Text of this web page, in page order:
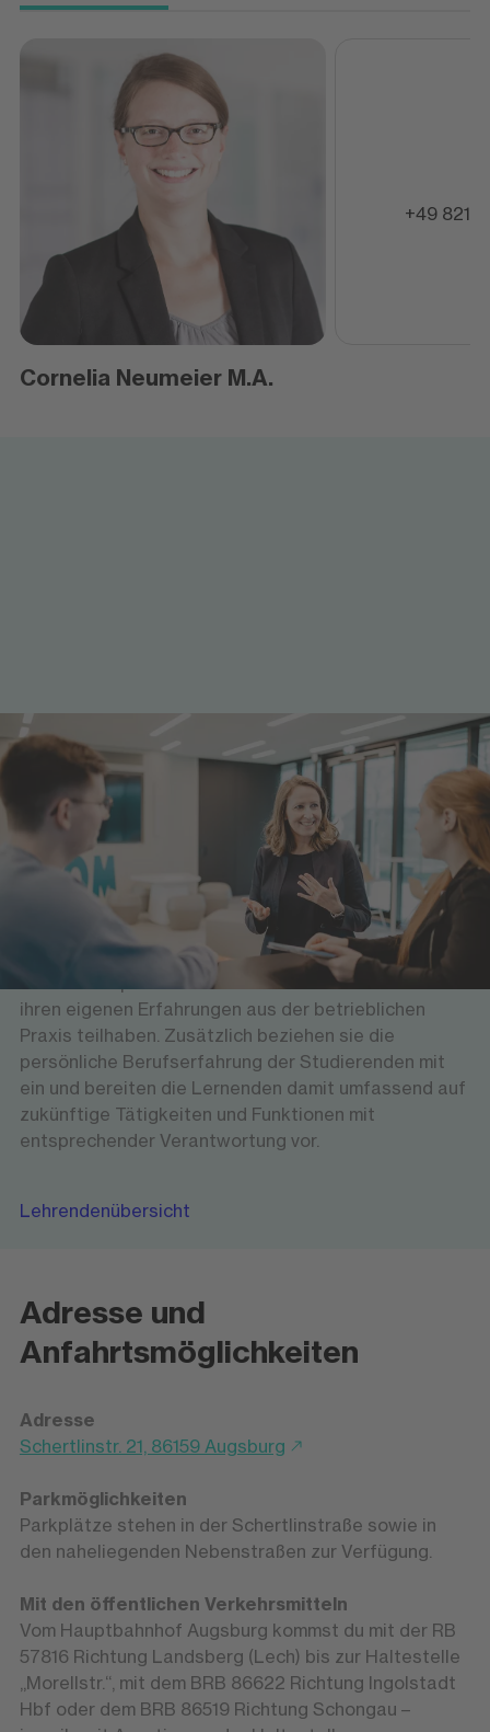
Cornelia Neumeier M.A.
+49 821
Lehrende am Hochschulzentrum
Versierte Professorinnen und Professoren sowie
erfahrene Führungskräfte bieten den Studierenden
am Hochschulzentrum Arnsberg eine
wissenschaftlich hochwertige und gleichzeitig
anwendungsorientierte Lehre. Theoretische
Grundlagen vermitteln sie mit Bezug zur
Wirtschaftspraxis und lassen die Studierenden an
ihren eigenen Erfahrungen aus der betrieblichen
Praxis teilhaben. Zusätzlich beziehen sie die
persönliche Berufserfahrung der Studierenden mit
ein und bereiten die Lernenden damit umfassend auf
zukünftige Tätigkeiten und Funktionen mit
entsprechender Verantwortung vor.
Lehrendenübersicht
Adresse und
Anfahrtsmöglichkeiten
Adresse
Schertlinstr. 21, 86159 Augsburg
Parkmöglichkeiten
Parkplätze stehen in der Schertlinstraße sowie in
den naheliegenden Nebenstraßen zur Verfügung.
Mit den öffentlichen Verkehrsmitteln
Vom Hauptbahnhof Augsburg kommst du mit der RB
57816 Richtung Landsberg (Lech) bis zur Haltestelle
„Morellstr.“, mit dem BRB 86622 Richtung Ingolstadt
Hbf oder dem BRB 86519 Richtung Schongau –